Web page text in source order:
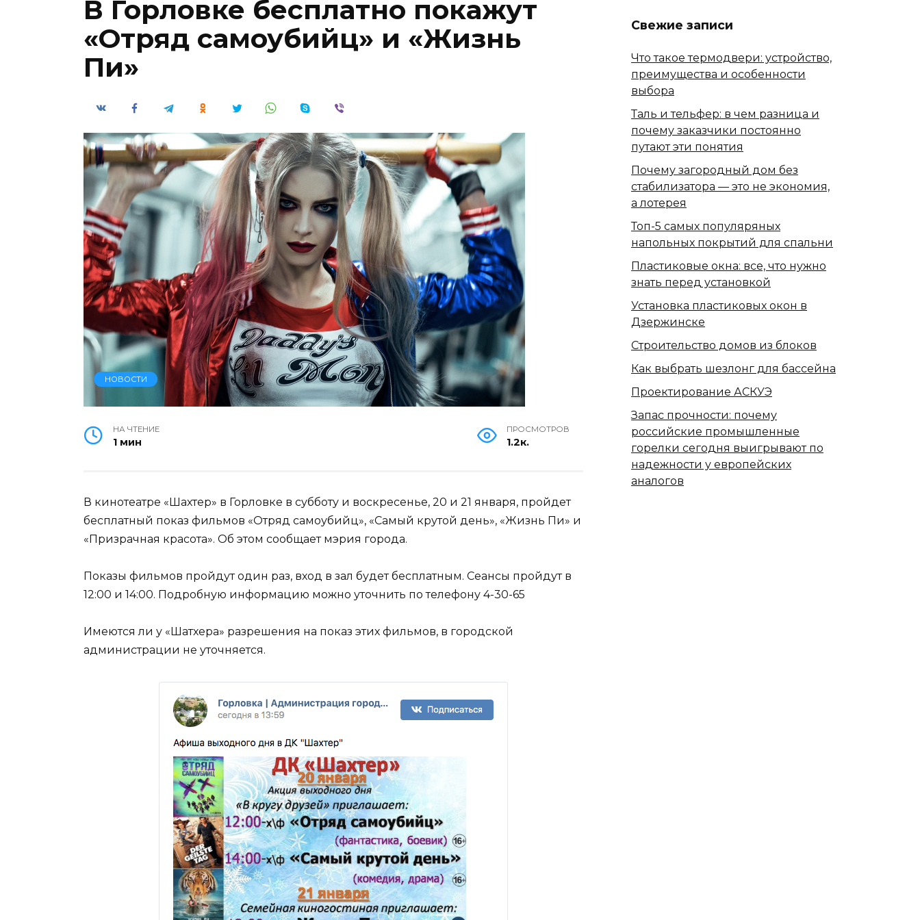
В Горловке бесплатно покажут
«Отряд самоубийц» и «Жизнь
Пи»
НОВОСТИ
НА ЧТЕНИЕ
1 мин
ПРОСМОТРОВ
1.2к.
В кинотеатре «Шахтер» в Горловке в субботу и воскресенье, 20 и 21 января, пройдет
бесплатный показ фильмов «Отряд самоубийц», «Самый крутой день», «Жизнь Пи» и
«Призрачная красота». Об этом сообщает мэрия города.
Показы фильмов пройдут один раз, вход в зал будет бесплатным. Сеансы пройдут в
12:00 и 14:00. Подробную информацию можно уточнить по телефону 4-30-65
Имеются ли у «Шатхера» разрешения на показ этих фильмов, в городской
администрации не уточняется.
Свежие записи
Что такое термодвери: устройство,
преимущества и особенности
выбора
Таль и тельфер: в чем разница и
почему заказчики постоянно
путают эти понятия
Почему загородный дом без
стабилизатора — это не экономия,
а лотерея
Топ-5 самых популяряных
напольных покрытий для спальни
Пластиковые окна: все, что нужно
знать перед установкой
Установка пластиковых окон в
Дзержинске
Строительство домов из блоков
Как выбрать шезлонг для бассейна
Проектирование АСКУЭ
Запас прочности: почему
российские промышленные
горелки сегодня выигрывают по
надежности у европейских
аналогов